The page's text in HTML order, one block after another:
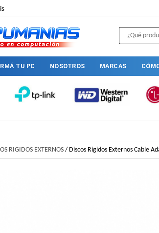
TU PC NOSOTROS MARCAS
RIGIDOS EXTERNOS/ Discos Rigidos Externos Cable